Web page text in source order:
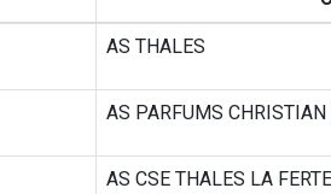
AS THALES
AS PARFUMS CHRISTIAN
AS CSE THALES LA